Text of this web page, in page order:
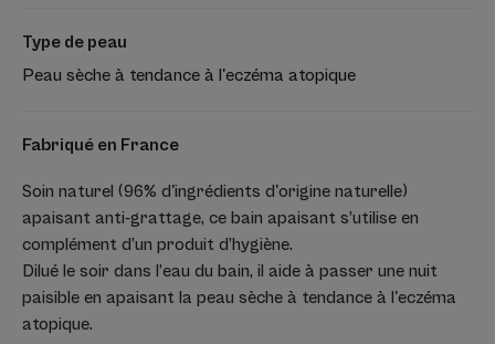
Type de peau
Peau sèche à tendance à l'eczéma atopique
Fabriqué en France
Soin naturel (96% d'ingrédients d'origine naturelle)
apaisant anti-grattage, ce bain apaisant s’utilise en
complément d’un produit d’hygiène.
Dilué le soir dans l’eau du bain, il aide à passer une nuit
paisible en apaisant la peau sèche à tendance à l'eczéma
atopique.